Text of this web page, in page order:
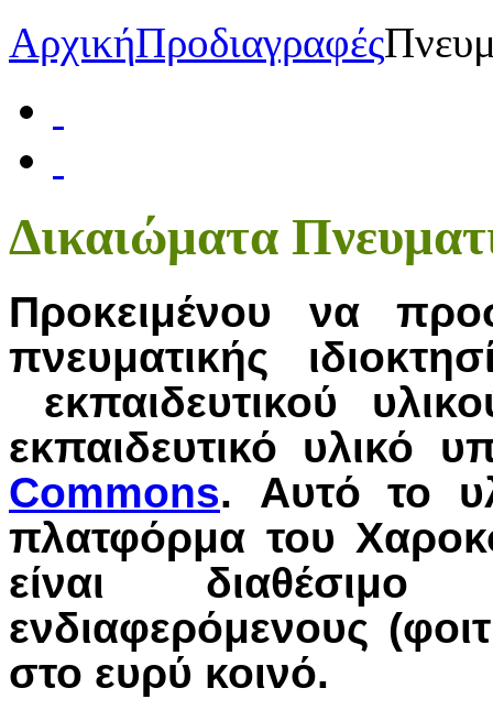
ΑρχικήΠροδιαγραφές
Δικαιώματα
Προκειμένου να
πνευματικής
εκπαιδευτικού
εκπαιδευτικό υλικό
Commons. Αυτό το
πλατφόρμα του
είναι
ενδιαφερόμενους
στο ευρύ κοινό.